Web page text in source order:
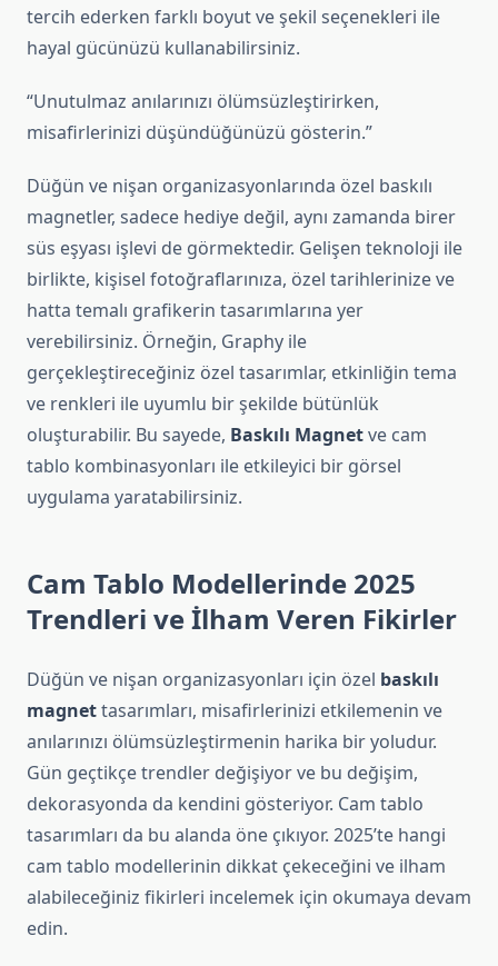
tercih ederken farklı boyut ve şekil seçenekleri ile
hayal gücünüzü kullanabilirsiniz.
“Unutulmaz anılarınızı ölümsüzleştirirken,
misafirlerinizi düşündüğünüzü gösterin.”
Düğün ve nişan organizasyonlarında özel baskılı
magnetler, sadece hediye değil, aynı zamanda birer
süs eşyası işlevi de görmektedir. Gelişen teknoloji ile
birlikte, kişisel fotoğraflarınıza, özel tarihlerinize ve
hatta temalı grafikerin tasarımlarına yer
verebilirsiniz. Örneğin, Graphy ile
gerçekleştireceğiniz özel tasarımlar, etkinliğin tema
ve renkleri ile uyumlu bir şekilde bütünlük
oluşturabilir. Bu sayede, Baskılı Magnetve cam
tablo kombinasyonları ile etkileyici bir görsel
uygulama yaratabilirsiniz.
Cam Tablo Modellerinde 2025
Trendleri ve İlham Veren Fikirler
Düğün ve nişan organizasyonları için özel baskılı
magnettasarımları, misafirlerinizi etkilemenin ve
anılarınızı ölümsüzleştirmenin harika bir yoludur.
Gün geçtikçe trendler değişiyor ve bu değişim,
dekorasyonda da kendini gösteriyor. Cam tablo
tasarımları da bu alanda öne çıkıyor. 2025’te hangi
cam tablo modellerinin dikkat çekeceğini ve ilham
alabileceğiniz fikirleri incelemek için okumaya devam
edin.